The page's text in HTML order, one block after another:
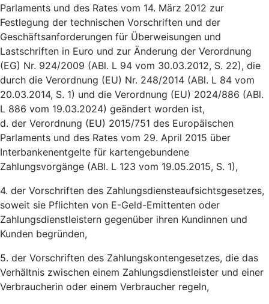
Parlaments und des Rates vom 14. März 2012 zur
Festlegung der technischen Vorschriften und der
Geschäftsanforderungen für Überweisungen und
Lastschriften in Euro und zur Änderung der Verordnung
(EG) Nr. 924/2009 (ABl. L 94 vom 30.03.2012, S. 22), die
durch die Verordnung (EU) Nr. 248/2014 (ABl. L 84 vom
20.03.2014, S. 1) und die Verordnung (EU) 2024/886 (ABl.
L 886 vom 19.03.2024) geändert worden ist,
d. der Verordnung (EU) 2015/751 des Europäischen
Parlaments und des Rates vom 29. April 2015 über
Interbankenentgelte für kartengebundene
Zahlungsvorgänge (ABl. L 123 vom 19.05.2015, S. 1),
4. der Vorschriften des Zahlungsdiensteaufsichtsgesetzes,
soweit sie Pflichten von E-Geld-Emittenten oder
Zahlungsdienstleistern gegenüber ihren Kundinnen und
Kunden begründen,
5. der Vorschriften des Zahlungskontengesetzes, die das
Verhältnis zwischen einem Zahlungsdienstleister und einer
Verbraucherin oder einem Verbraucher regeln,